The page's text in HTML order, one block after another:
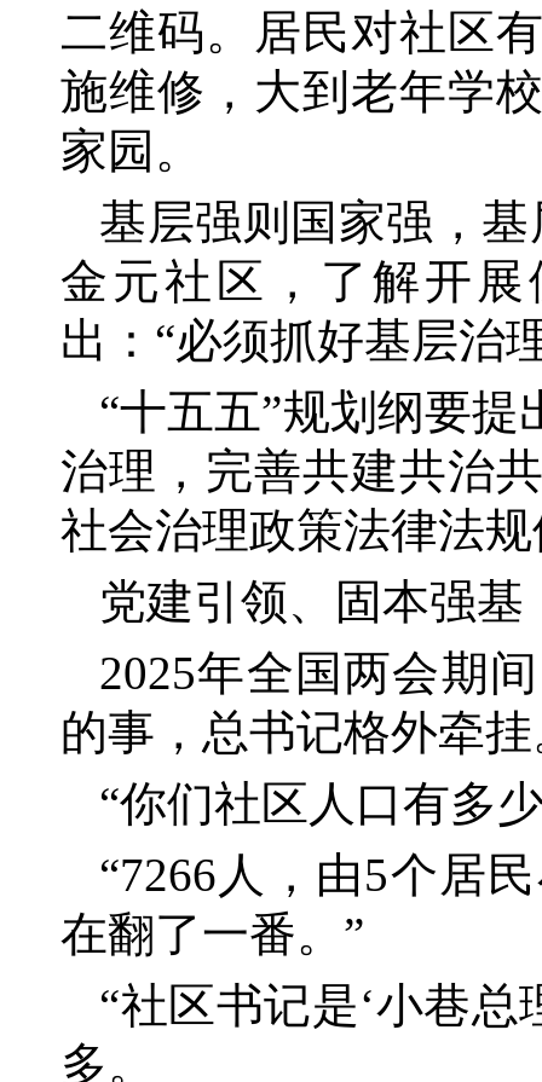
二维码。居民对社区
施维修，大到老年学
家园。
基层强则国家强，
金元社区，了解开
出：“必须抓好基层治
“十五五”规划纲要
治理，完善共建共治
社会治理政策法律法
党建引领、固本强
2025年全国两会期
的事，总书记格外牵
“你们社区人口有多
“7266人，由5个居
在翻了一番。”
“社区书记是‘小巷
多。